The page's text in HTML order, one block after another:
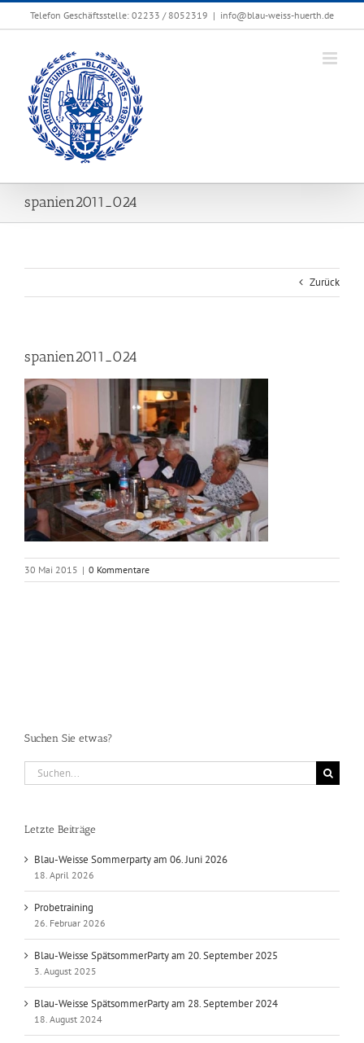
Zum
Telefon Geschäftsstelle: 02233 / 8052319 | info@blau-weiss-huerth.de
spanien2011_024
Zurück
spanien2011_024
30 Mai 2015 | 0 Kommentare
Suchen Sie etwas?
Suche
nach:
Letzte Beiträge
Blau-Weisse Sommerparty am 06. Juni 2026
18. April 2026
Probetraining
26. Februar 2026
Blau-Weisse SpätsommerParty am 20. September 2025
3. August 2025
Blau-Weisse SpätsommerParty am 28. September 2024
18. August 2024